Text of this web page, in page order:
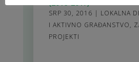
SRP 30, 2016 | LOKALNA
I AKTIVNO GRAĐANSTVO,
PROJEKTI